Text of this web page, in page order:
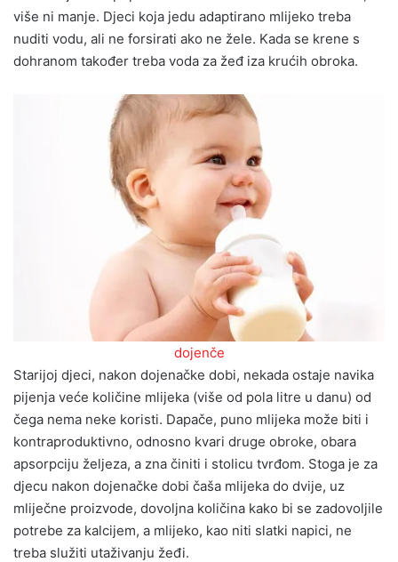
više ni manje. Djeci koja jedu adaptirano mlijeko treba
nuditi vodu, ali ne forsirati ako ne žele. Kada se krene s
dohranom također treba voda za žeđ iza krućih obroka.
dojenče
Starijoj djeci, nakon dojenačke dobi, nekada ostaje navika
pijenja veće količine mlijeka (više od pola litre u danu) od
čega nema neke koristi. Dapače, puno mlijeka može biti i
kontraproduktivno, odnosno kvari druge obroke, obara
apsorpciju željeza, a zna činiti i stolicu tvrđom. Stoga je za
djecu nakon dojenačke dobi čaša mlijeka do dvije, uz
mliječne proizvode, dovoljna količina kako bi se zadovoljile
potrebe za kalcijem, a mlijeko, kao niti slatki napici, ne
treba služiti utaživanju žeđi.